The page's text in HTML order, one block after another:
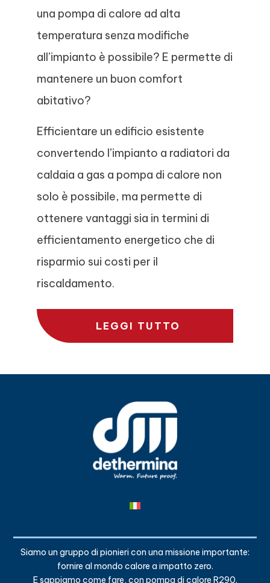
una pompa di calore ad alta
temperatura senza modifiche
all’impianto è possibile? E permette di
mantenere un buon comfort
abitativo?
Efficientare un edificio esistente
convertendo l’impianto a radiatori da
caldaia a gas a pompa di calore non
solo è possibile, ma permette di
ottenere vantaggi sia in termini di
efficientamento energetico che di
risparmio sui costi per il
riscaldamento.
LEGGI TUTTO
Siamo un gruppo di pionieri con una missione importante:
fornire al mondo calore a impatto zero.
E sappiamo come fare, con pompa di calore R290.